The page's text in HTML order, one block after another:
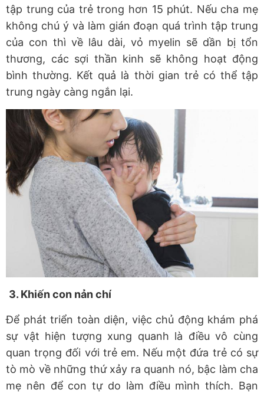
tập trung của trẻ trong hơn 15 phút. Nếu cha mẹ
không chú ý và làm gián đoạn quá trình tập trung
của con thì về lâu dài, vỏ myelin sẽ dần bị tổn
thương, các sợi thần kinh sẽ không hoạt động
bình thường. Kết quả là thời gian trẻ có thể tập
trung ngày càng ngắn lại.
3. Khiến con nản chí
Để phát triển toàn diện, việc chủ động khám phá
sự vật hiện tượng xung quanh là điều vô cùng
quan trọng đối với trẻ em. Nếu một đứa trẻ có sự
tò mò về những thứ xảy ra quanh nó, bậc làm cha
mẹ nên để con tự do làm điều mình thích. Bạn